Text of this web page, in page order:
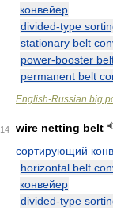
конвейер
divided-type
stationary belt
power-booster
permanent belt
English-Russian big
14
wire netting belt
сортирующий
horizontal belt
конвейер
divided-type